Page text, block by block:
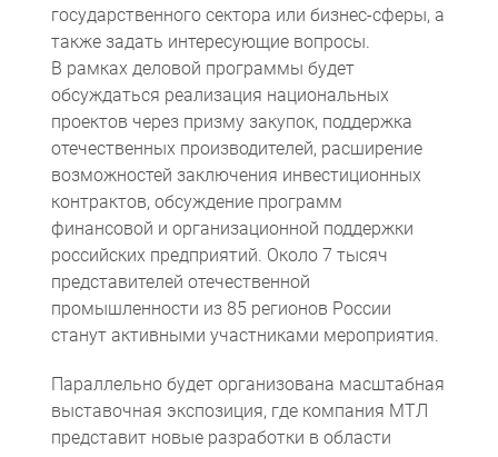
государственного сектора или бизнес-сферы, а
также задать интересующие вопросы.
В рамках деловой программы будет
обсуждаться реализация национальных
проектов через призму закупок, поддержка
отечественных производителей, расширение
возможностей заключения инвестиционных
контрактов, обсуждение программ
финансовой и организационной поддержки
российских предприятий. Около 7 тысяч
представителей отечественной
промышленности из 85 регионов России
станут активными участниками мероприятия.
Параллельно будет организована масштабная
выставочная экспозиция, где компания МТЛ
представит новые разработки в области